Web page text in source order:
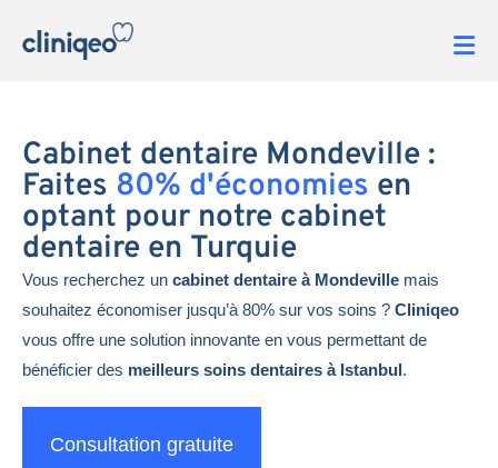
Cabinet dentaire Mondeville :
Faites 80% d'économies en
optant pour notre cabinet
dentaire en Turquie
Vous recherchez un cabinet dentaire à Mondeville mais
souhaitez économiser jusqu’à 80% sur vos soins ? Cliniqeo
vous offre une solution innovante en vous permettant de
bénéficier des meilleurs soins dentaires à Istanbul.
Consultation gratuite